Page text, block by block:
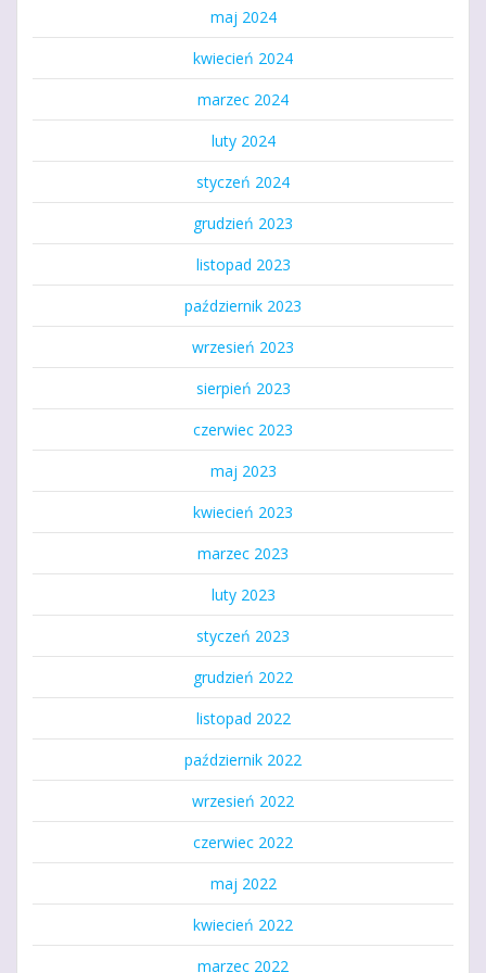
maj 2024
kwiecień 2024
marzec 2024
luty 2024
styczeń 2024
grudzień 2023
listopad 2023
październik 2023
wrzesień 2023
sierpień 2023
czerwiec 2023
maj 2023
kwiecień 2023
marzec 2023
luty 2023
styczeń 2023
grudzień 2022
listopad 2022
październik 2022
wrzesień 2022
czerwiec 2022
maj 2022
kwiecień 2022
marzec 2022